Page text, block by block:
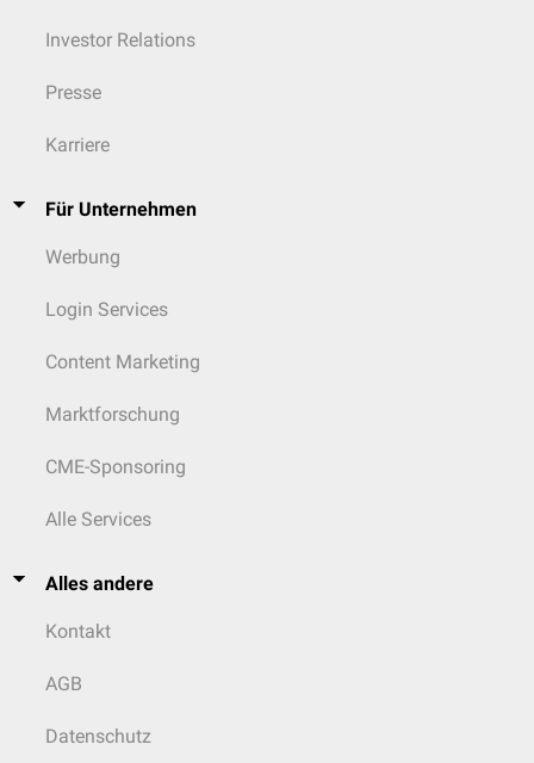
Investor Relations
Presse
Karriere
Für Unternehmen
Werbung
Login Services
Content Marketing
Marktforschung
CME-Sponsoring
Alle Services
Alles andere
Kontakt
AGB
Datenschutz